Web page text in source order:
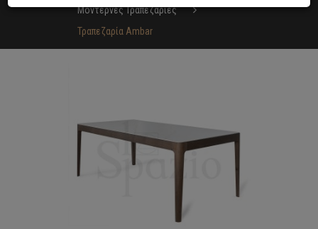
Μοντέρνες Τραπεζαρίες
Τραπεζαρία Ambar